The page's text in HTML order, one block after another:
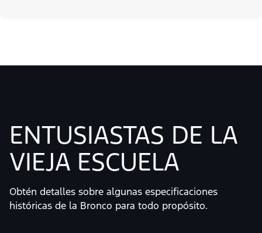
ENTUSIASTAS DE LA
VIEJA ESCUELA
Obtén detalles sobre algunas especificaciones
históricas de la Bronco para todo propósito.